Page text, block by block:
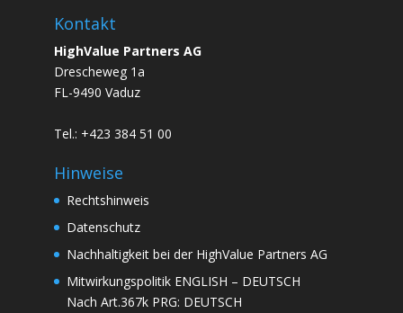
Kontakt
HighValue Partners AG
Drescheweg 1a
FL-9490 Vaduz
Tel.: +423 384 51 00
Hinweise
Rechtshinweis
Datenschutz
Nachhaltigkeit bei der HighValue Partners AG
Mitwirkungspolitik ENGLISH – DEUTSCH
Nach Art.367k PRG: DEUTSCH